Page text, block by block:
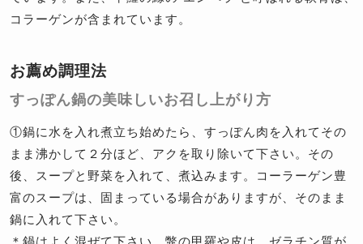
コラーゲンが含まれています。
お薦め調理法
すっぽん鍋の美味しいお召し上がり方
①鍋に水を入れ煮立ち始めたら、すっぽん肉を入れてその
まま沸かして２分ほど、アクを取り除いて下さい。その
後、スープと野菜を入れて、煮込みます。コーラーゲン豊
富のスープは、固まっている場合がありますが、そのまま
鍋に入れて下さい。
＊鍋はよく混ぜて下さい。鼈の甲羅や皮は、ゼラチン質が